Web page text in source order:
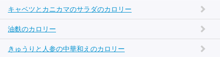
キャベツとカニカマのサラダのカロリー
油麩のカロリー
きゅうりと人参の中華和えのカロリー